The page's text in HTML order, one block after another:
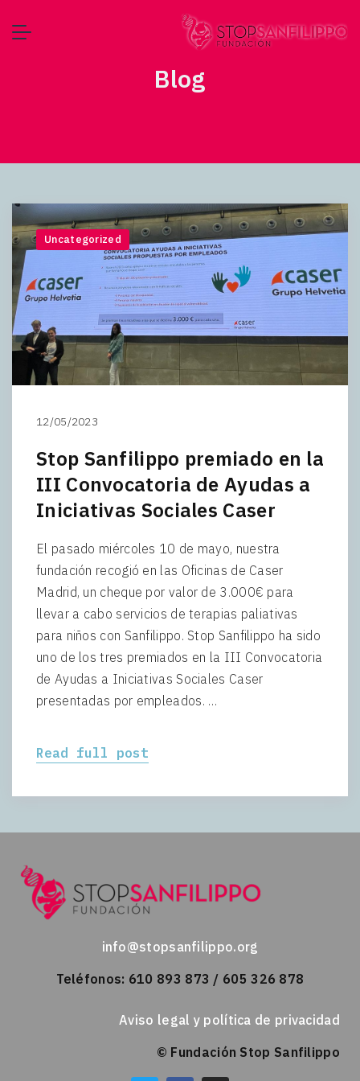
Blog
Uncategorized
12/05/2023
Stop Sanfilippo premiado en la
III Convocatoria de Ayudas a
Iniciativas Sociales Caser
El pasado miércoles 10 de mayo, nuestra
fundación recogió en las Oficinas de Caser
Madrid, un cheque por valor de 3.000€ para
llevar a cabo servicios de terapias paliativas
para niños con Sanfilippo. Stop Sanfilippo ha sido
uno de los tres premiados en la III Convocatoria
de Ayudas a Iniciativas Sociales Caser
presentadas por empleados. …
Read full post
info@stopsanfilippo.org
Teléfonos: 610 893 873 / 605 326 878
Aviso legal y política de privacidad
© Fundación Stop Sanfilippo